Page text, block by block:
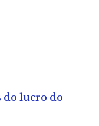
do lucro do